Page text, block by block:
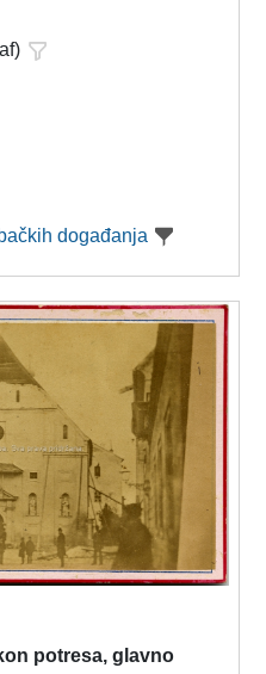
događanja
potresa, glavno